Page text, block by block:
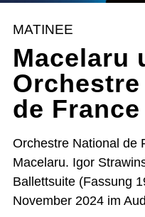
MATINEE
Macelaru
de France
Orchestre National de
Macelaru. Igor
Ballettsuite (Fassung
November 2024 im